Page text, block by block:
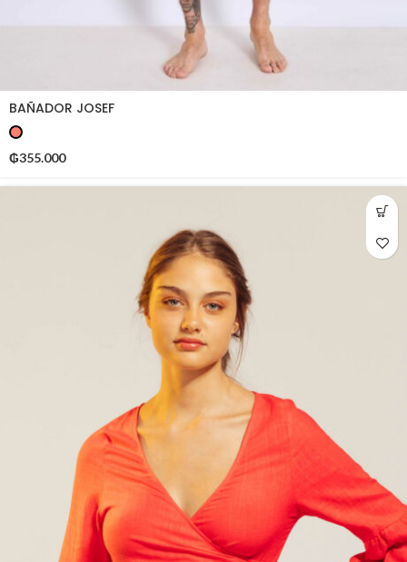
BAÑADOR JOSEF
₲355.000